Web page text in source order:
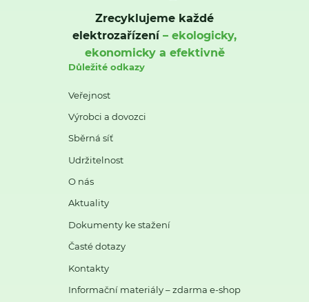
Zrecyklujeme každé
elektrozařízení– ekologicky,
ekonomicky a efektivně
Důležité odkazy
Veřejnost
Výrobci a dovozci
Sběrná síť
Udržitelnost
O nás
Aktuality
Dokumenty ke stažení
Časté dotazy
Kontakty
Informační materiály – zdarma e-shop